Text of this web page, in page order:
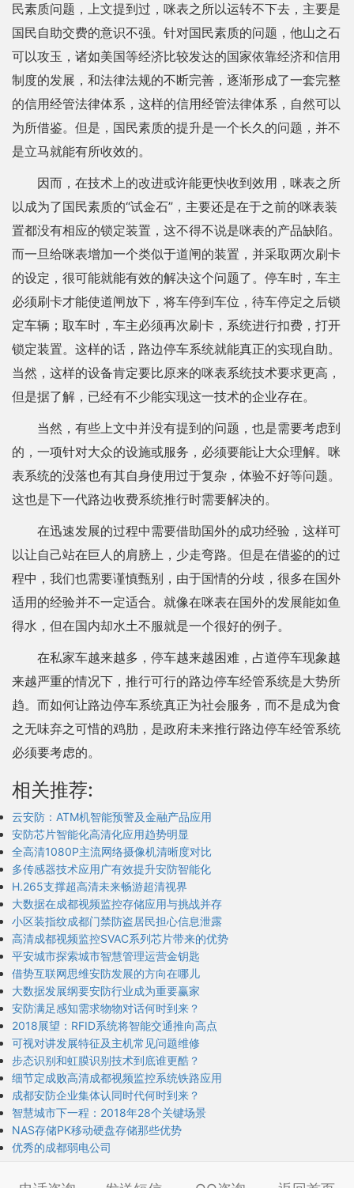
民素质问题，上文提到过，咪表之所以运转不下去，主要是
国民自助交费的意识不强。针对国民素质的问题，他山之石
可以攻玉，诸如美国等经济比较发达的国家依靠经济和信用
制度的发展，和法律法规的不断完善，逐渐形成了一套完整
的信用经管法律体系，这样的信用经管法律体系，自然可以
为所借鉴。但是，国民素质的提升是一个长久的问题，并不
是立马就能有所收效的。
因而，在技术上的改进或许能更快收到效用，咪表之所
以成为了国民素质的“试金石”，主要还是在于之前的咪表装
置都没有相应的锁定装置，这不得不说是咪表的产品缺陷。
而一旦给咪表增加一个类似于道闸的装置，并采取两次刷卡
的设定，很可能就能有效的解决这个问题了。停车时，车主
必须刷卡才能使道闸放下，将车停到车位，待车停定之后锁
定车辆；取车时，车主必须再次刷卡，系统进行扣费，打开
锁定装置。这样的话，路边停车系统就能真正的实现自助。
当然，这样的设备肯定要比原来的咪表系统技术要求更高，
但是据了解，已经有不少能实现这一技术的企业存在。
当然，有些上文中并没有提到的问题，也是需要考虑到
的，一项针对大众的设施或服务，必须要能让大众理解。咪
表系统的没落也有其自身使用过于复杂，体验不好等问题。
这也是下一代路边收费系统推行时需要解决的。
在迅速发展的过程中需要借助国外的成功经验，这样可
以让自己站在巨人的肩膀上，少走弯路。但是在借鉴的的过
程中，我们也需要谨慎甄别，由于国情的分歧，很多在国外
适用的经验并不一定适合。就像在咪表在国外的发展能如鱼
得水，但在国内却水土不服就是一个很好的例子。
在私家车越来越多，停车越来越困难，占道停车现象越
来越严重的情况下，推行可行的路边停车经管系统是大势所
趋。而如何让路边停车系统真正为社会服务，而不是成为食
之无味弃之可惜的鸡肋，是政府未来推行路边停车经管系统
必须要考虑的。
相关推荐:
云安防：ATM机智能预警及金融产品应用
安防芯片智能化高清化应用趋势明显
全高清1080P主流网络摄像机清晰度对比
多传感器技术应用广有效提升安防智能化
H.265支撑超高清未来畅游超清视界
大数据在成都视频监控存储应用与挑战并存
小区装指纹成都门禁防盗居民担心信息泄露
高清成都视频监控SVAC系列芯片带来的优势
平安城市探索城市智慧管理运营金钥匙
借势互联网思维安防发展的方向在哪儿
大数据发展纲要安防行业成为重要赢家
安防满足感知需求物物对话何时到来？
2018展望：RFID系统将智能交通推向高点
可视对讲发展特征及主机常见问题维修
步态识别和虹膜识别技术到底谁更酷？
细节定成败高清成都视频监控系统铁路应用
成都安防企业集体认同时代何时到来？
智慧城市下一程：2018年28个关键场景
NAS存储PK移动硬盘存储那些优势
优秀的成都弱电公司